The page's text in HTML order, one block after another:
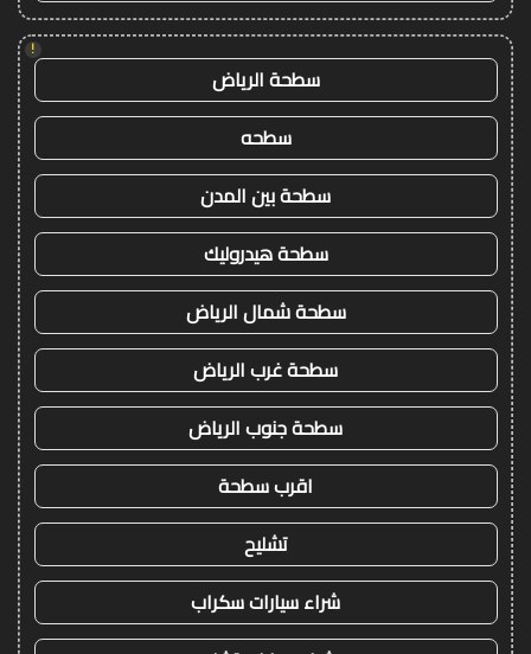
!
سطحة الرياض
سطحه
سطحة بين المدن
سطحة هيدروليك
سطحة شمال الرياض
سطحة غرب الرياض
سطحة جنوب الرياض
اقرب سطحة
تشليح
شراء سيارات سكراب